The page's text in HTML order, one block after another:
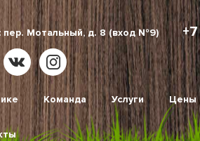
пер. Мотальный, д. 8 (вход №9)
Команда Услуги Цены